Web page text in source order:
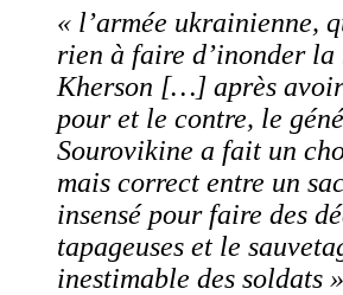
« l’armée ukrainienne,
rien à faire d’inonder la
Kherson […] après
pour et le contre, le
Sourovikine a fait un
mais correct entre un
insensé pour faire des
tapageuses et le
inestimable des soldats